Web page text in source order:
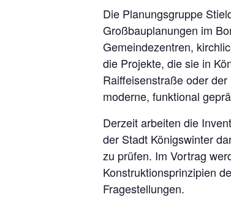
Die Planungsgruppe
Großbauplanungen im
Gemeindezentren,
die Projekte, die sie in
Raiffeisenstraße oder
moderne, funktional
Derzeit arbeiten die
der Stadt Königswinter
zu prüfen. Im Vortrag
Konstruktionsprinzipien
Fragestellungen.